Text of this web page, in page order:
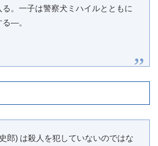
る。一子は警察犬ミハイルとともに
る―。
郎) は殺人を犯していないのではな